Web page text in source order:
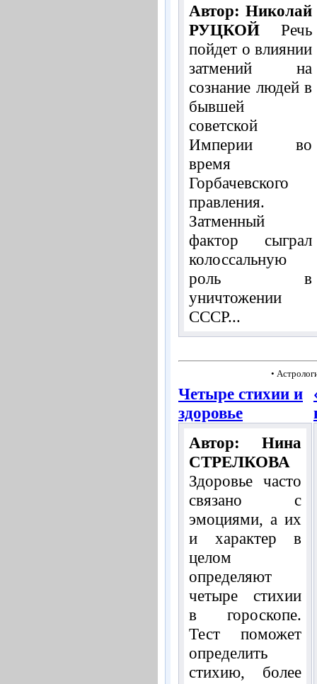
Автор: Николай
РУЦКОЙ Речь
пойдет о влиянии
затмений на
сознание людей в
бывшей
советской
Империи во
время
Горбачевского
правления.
Затменный
фактор сыграл
колоссальную
роль в
уничтожении
СССР...
•
Четыре стихии и
здоровье
Автор: Нина
СТРЕЛКОВА
Здоровье часто
связано с
эмоциями, а их
и характер в
целом
определяют
четыре стихии
в гороскопе.
Тест поможет
определить
стихию, более